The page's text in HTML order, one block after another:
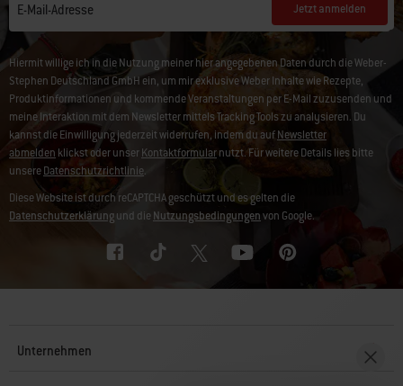
E-Mail-Adresse Jetzt anmelden
Hiermit willige ich in die Nutzung meiner hier angegebenen Daten durch die Weber-
Stephen Deutschland GmbH ein, um mir exklusive Weber Inhalte wie Rezepte,
Produktinformationen und kommende Veranstaltungen per E-Mail zuzusenden und
meine Interaktion mit dem Newsletter mittels Tracking Tools zu analysieren. Du
kannst die Einwilligung jederzeit widerrufen, indem du aufNewsletter
abmelden klickst oder unserKontaktformularnutzt. Für weitere Details lies bitte
unsereDatenschutzrichtlinie.
Diese Website ist durch reCAPTCHA geschützt und es gelten die
Datenschutzerklärungund dieNutzungsbedingungenvon Google.
Unternehmen